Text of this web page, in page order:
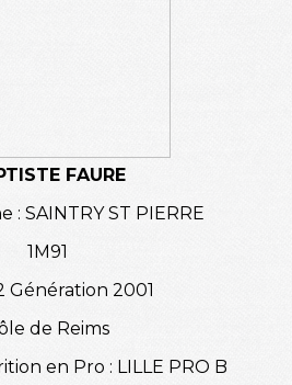
FAURE
: SAINTRY ST PIERRE
1M91
Génération 2001
de Reims
en Pro : LILLE PRO B